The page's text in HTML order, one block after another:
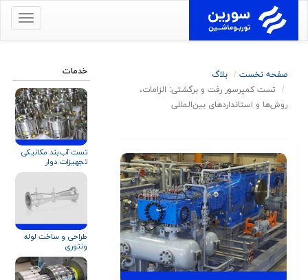
برای
کنید
صفحه نخست
بلاگ
تست کمپرسور رفت‌ و برگشتی: الزامات،
روش‌ها و استانداردهای بین‌المللی‎
خدمات
تست آب‌بند مکانیکی
تجهیزات دوار
طراحی و ساخت لوله
ونتوری